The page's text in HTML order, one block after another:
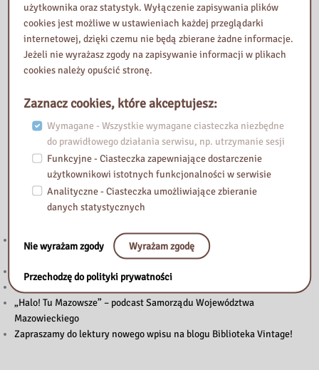
Przeczytaj
221. Kierunek STEAM: rozwój strefy multimedialnej w Bibliotece
Pedagogicznej w Żyrardowie
Powstanie Warszawskie 1944
Nowy wpis na blogu „Biblioteka Vintage”
„Halo! Tu Mazowsze” – podcast Samorządu Województwa
Mazowieckiego
Zapraszamy do lektury nowego wpisu na blogu Biblioteka Vintage!
użytkownika oraz statystyk. Wyłączenie zapisywania plików
cookies jest możliwe w ustawieniach każdej przeglądarki
internetowej, dzięki czemu nie będą zbierane żadne informacje.
Jeżeli nie wyrażasz zgody na zapisywanie informacji w plikach
cookies należy opuścić stronę.
Zaznacz cookies, które akceptujesz:
Wymagane - Wszystkie wymagane ciasteczka niezbędne
do prawidłowego działania serwisu, np. utrzymanie sesji
Funkcyjne - Ciasteczka zapewniające dostarczenie
użytkownikowi istotnych funkcjonalności w serwisie
Analityczne - Ciasteczka umożliwiające zbieranie
danych statystycznych
Nie wyrażam zgody Wyrażam zgodę
Przechodzę do polityki prywatności